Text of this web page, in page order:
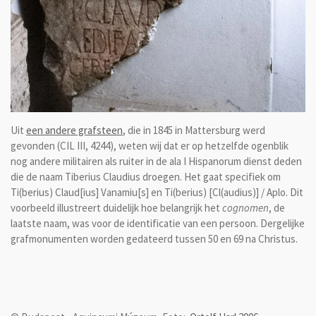
Uit een andere grafsteen, die in 1845 in Mattersburg werd
gevonden (CIL III, 4244), weten wij dat er op hetzelfde ogenblik
nog andere militairen als ruiter in de ala I Hispanorum dienst deden
die de naam Tiberius Claudius droegen. Het gaat specifiek om
Ti(berius) Claud[ius] Vanamiu[s] en Ti(berius) [Cl(audius)] / Aplo. Dit
voorbeeld illustreert duidelijk hoe belangrijk het cognomen, de
laatste naam, was voor de identificatie van een persoon. Dergelijke
grafmonumenten worden gedateerd tussen 50 en 69 na Christus.